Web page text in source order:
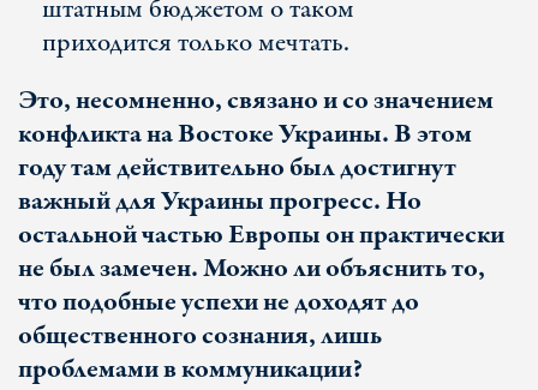
штатным бюджетом о таком
приходится только мечтать.
Это, несомненно, связано и со значением
конфликта на Востоке Украины. В этом
году там действительно был достигнут
важный для Украины прогресс. Но
остальной частью Европы он практически
не был замечен. Можно ли объяснить то,
что подобные успехи не доходят до
общественного сознания, лишь
проблемами в коммуникации?